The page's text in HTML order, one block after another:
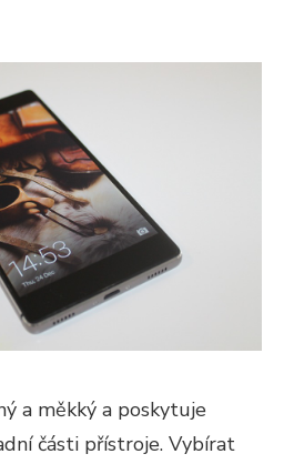
a měkký a poskytuje
části přístroje. Vybírat